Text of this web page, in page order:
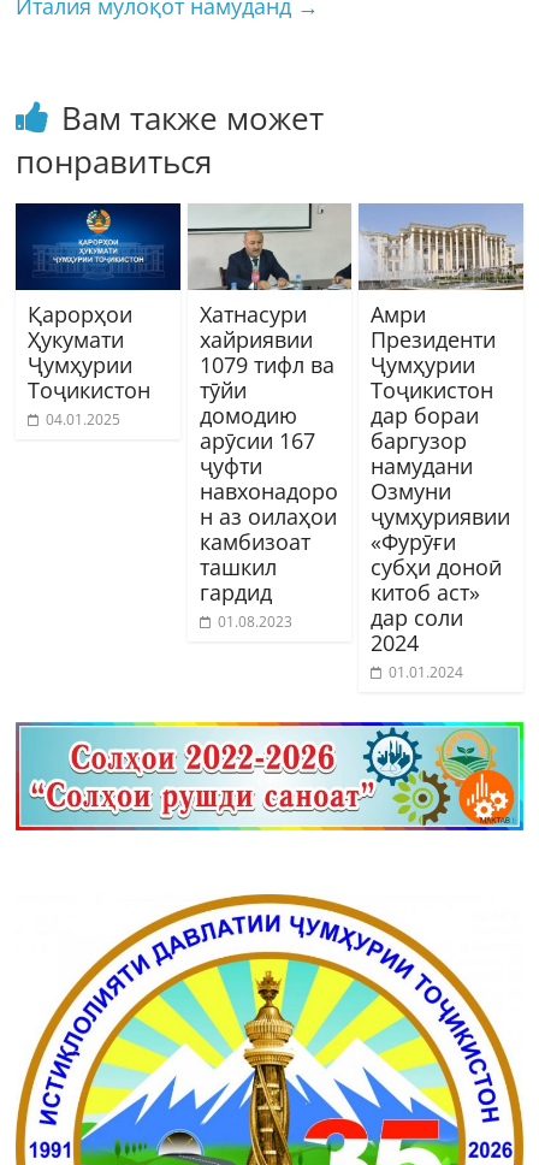
Италия мулоқот намуданд →
Вам также может
понравиться
Қарорҳои
Ҳукумати
Ҷумҳурии
Тоҷикистон
04.01.2025
Хатнасури
хайриявии
1079 тифл ва
тӯйи
домодию
арӯсии 167
ҷуфти
навхонадоро
н аз оилаҳои
камбизоат
ташкил
гардид
01.08.2023
Амри
Президенти
Ҷумҳурии
Тоҷикистон
дар бораи
баргузор
намудани
Озмуни
ҷумҳуриявии
«Фурӯғи
субҳи доноӣ
китоб аст»
дар соли
2024
01.01.2024